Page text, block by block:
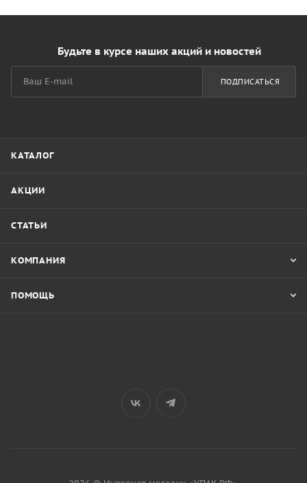
Будьте в курсе наших акций и новостей
ПОДПИСАТЬСЯ
КАТАЛОГ
АКЦИИ
СТАТЬИ
КОМПАНИЯ
ПОМОЩЬ